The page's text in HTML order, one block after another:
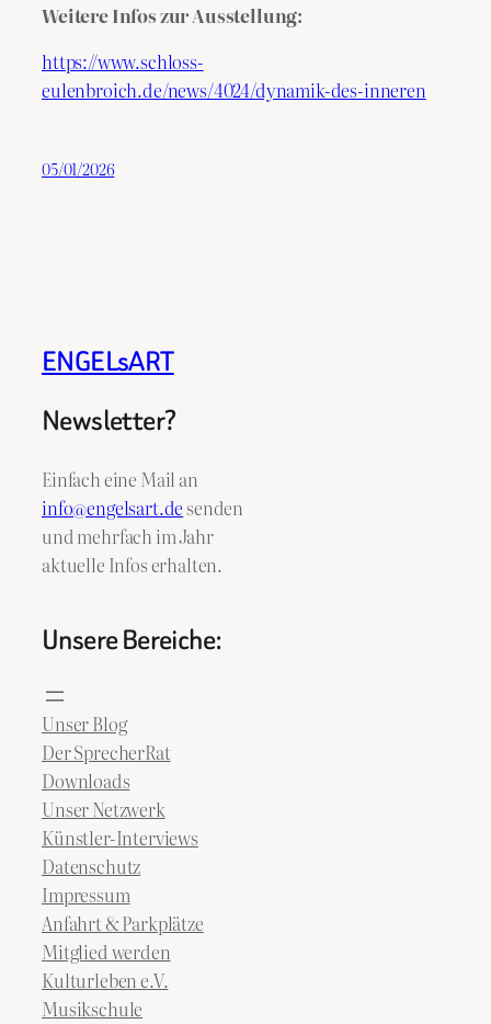
Weitere Infos zur Ausstellung:
https://www.schloss-
eulenbroich.de/news/4024/dynamik-des-inneren
05/01/2026
ENGELsART
Newsletter?
Einfach eine Mail an
info@engelsart.desenden
und mehrfach im Jahr
aktuelle Infos erhalten.
Unsere Bereiche:
Unser Blog
Der SprecherRat
Downloads
Unser Netzwerk
Künstler-Interviews
Datenschutz
Impressum
Anfahrt & Parkplätze
Mitglied werden
Kulturleben e.V.
Musikschule